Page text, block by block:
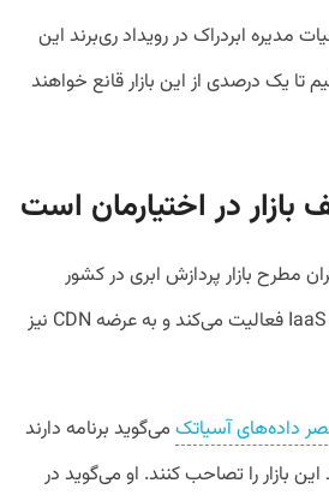
ابردراک در رویداد ری‌برند این
یک درصدی از این بازار قانع خواهند
بازار در اختیارمان است
مطرح بازار پردازش ابری در کشور
است. این شرکت در حوزه IaaS فعالیت می‌کند و به عرضه CDN نیز
داده‌های آسیاتک می‌گوید برنامه دارند
۳۰ تا ۵۰ درصد این بازار را تصاحب کنند. او می‌گوید در